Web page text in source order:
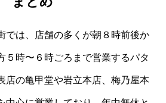
では、店舗の多くが朝８時前後か
５時〜６時ごろまで営業するパタ
店の亀甲堂や岩立本店、梅乃屋本